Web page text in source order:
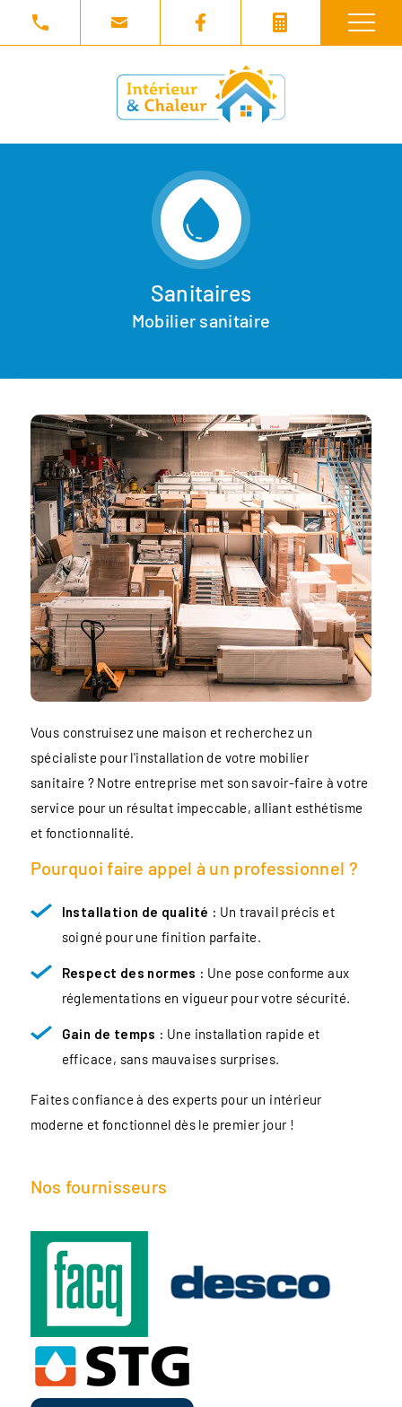
Sanitaires
Mobilier sanitaire
Vous construisez une maison et recherchez un
spécialiste pour l'installation de votre mobilier
sanitaire ? Notre entreprise met son savoir-faire à votre
service pour un résultat impeccable, alliant esthétisme
et fonctionnalité.
Pourquoi faire appel à un professionnel ?
Installation de qualité : Un travail précis et
soigné pour une finition parfaite.
Respect des normes : Une pose conforme aux
réglementations en vigueur pour votre sécurité.
Gain de temps : Une installation rapide et
efficace, sans mauvaises surprises.
Faites confiance à des experts pour un intérieur
moderne et fonctionnel dès le premier jour !
Nos fournisseurs